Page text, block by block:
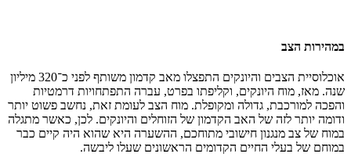
במהירות הצב
אוכלוסיית הצבים והיונקים התפצלו מאב קדמון משותף לפני כ־320 מיליון
שנה. מאז, מוח היונקים, וקליפתו בפרט, עברה התפתחויות דרמטיות
והפכה למורכבת, גדולה ומקופלת. מוח הצב לעומת זאת, נחשב פשוט יותר
ודומה יותר לזה של האב הקדמון של הזוחלים והיונקים. לכן, כאשר מתגלה
במוח של צב מנגנון חישובי מתוחכם, ההשערה היא שהוא היה קיים כבר
במוחם של בעלי החיים הקדומים הראשונים שעלו ליבשה.